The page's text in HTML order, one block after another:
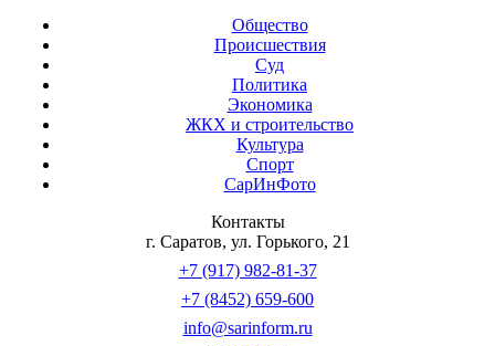
Общество
Происшествия
Суд
Политика
Экономика
ЖКХ и строительство
Культура
Спорт
СарИнФото
Контакты
г. Саратов, ул. Горького, 21
+7 (917) 982-81-37
+7 (8452) 659-600
info@sarinform.ru